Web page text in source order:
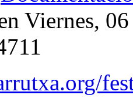
Viernes,